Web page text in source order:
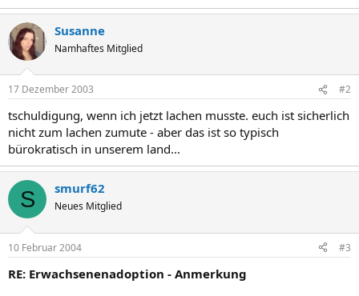
Susanne
Namhaftes Mitglied
17 Dezember 2003 #2
tschuldigung, wenn ich jetzt lachen musste. euch ist sicherlich
nicht zum lachen zumute - aber das ist so typisch
bürokratisch in unserem land...
S smurf62
Neues Mitglied
10 Februar 2004 #3
RE: Erwachsenenadoption - Anmerkung